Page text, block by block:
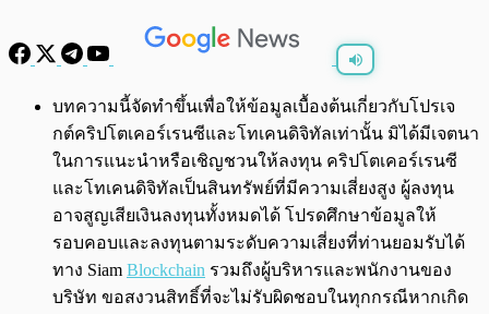
พร้อมเล่น 0:00/0:00
บทความนี้จัดทำขึ้นเพื่อให้ข้อมูลเบื้องต้นเกี่ยวกับโปรเจ
กต์คริปโตเคอร์เรนซีและโทเคนดิจิทัลเท่านั้น มิได้มีเจตนา
ในการแนะนำหรือเชิญชวนให้ลงทุน คริปโตเคอร์เรนซี
และโทเคนดิจิทัลเป็นสินทรัพย์ที่มีความเสี่ยงสูง ผู้ลงทุน
อาจสูญเสียเงินลงทุนทั้งหมดได้ โปรดศึกษาข้อมูลให้
รอบคอบและลงทุนตามระดับความเสี่ยงที่ท่านยอมรับได้
ทาง Siam Blockchain รวมถึงผู้บริหารและพนักงานของ
บริษัท ขอสงวนสิทธิ์ที่จะไม่รับผิดชอบในทุกกรณีหากเกิด